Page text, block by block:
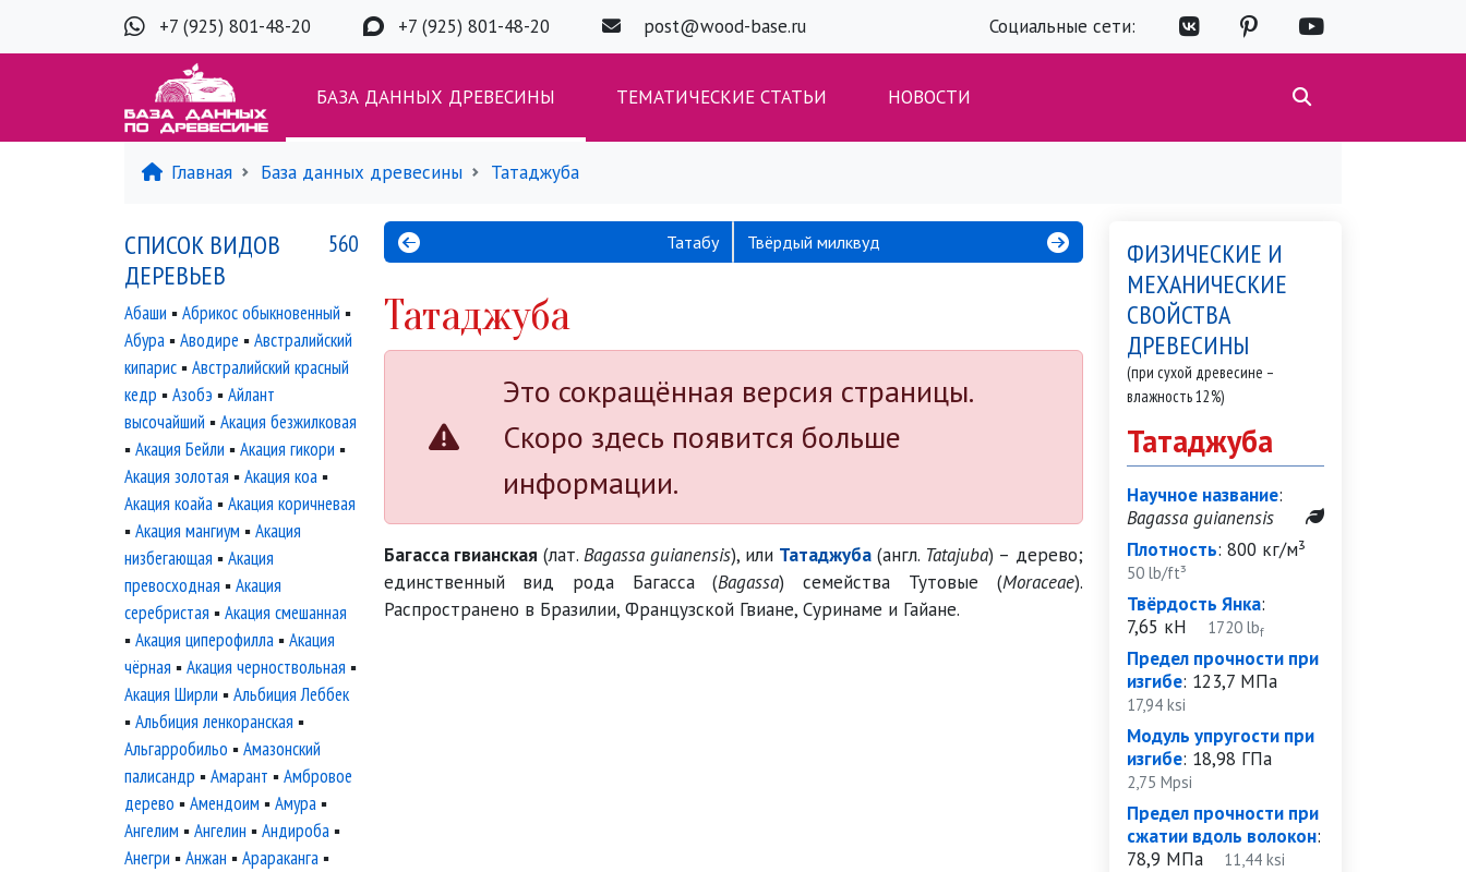
+7 (925) 801-48-20 +7 (925) 801-48-20 post@wood-base.ru Социальные сети:
БАЗА ДАННЫХ ДРЕВЕСИНЫ ТЕМАТИЧЕСКИЕ СТАТЬИ НОВОСТИ
Главная База данных древесины Татаджуба
Татабу Твёрдый милквуд
Татаджуба
Это сокращённая версия страницы.
Скоро здесь появится больше
информации.
Багасса гвианская (лат. Bagassa guianensis), или Татаджуба (англ. Tatajuba) – дерево;
единственный вид рода Багасса (Bagassa) семейства Тутовые (Moraceae).
Распространено в Бразилии, Французской Гвиане, Суринаме и Гайане.
СПИСОК ВИДОВ
ДЕРЕВЬЕВ
560
Абаши ▪Абрикос обыкновенный ▪
Абура ▪Аводире ▪Австралийский
кипарис ▪Австралийский красный
кедр ▪Азобэ ▪Айлант
высочайший ▪Акация безжилковая
▪Акация Бейли ▪Акация гикори ▪
Акация золотая ▪Акация коа ▪
Акация коайа ▪Акация коричневая
▪Акация мангиум ▪Акация
низбегающая ▪Акация
превосходная ▪Акация
серебристая ▪Акация смешанная
▪Акация циперофилла ▪Акация
чёрная ▪Акация черноствольная ▪
Акация Ширли ▪Альбиция Леббек
▪Альбиция ленкоранская ▪
Альгарробильо ▪Амазонский
палисандр ▪Амарант ▪Амбровое
дерево ▪Амендоим ▪Амура ▪
Ангелим ▪Ангелин ▪Андироба ▪
Анегри ▪Анжан ▪Арараканга ▪
ФИЗИЧЕСКИЕ И
МЕХАНИЧЕСКИЕ
СВОЙСТВА
ДРЕВЕСИНЫ
(при сухой древесине –
влажность 12%)
Татаджуба
Научное название:
Bagassa guianensis
Плотность: 800 кг/м³
50 lb/ft³
Твёрдость Янка:
7,65 кН 1720 lbf
Предел прочности при
изгибе: 123,7 МПа
17,94 ksi
Модуль упругости при
изгибе: 18,98 ГПа
2,75 Mpsi
Предел прочности при
сжатии вдоль волокон:
78,9 МПа11,44 ksi